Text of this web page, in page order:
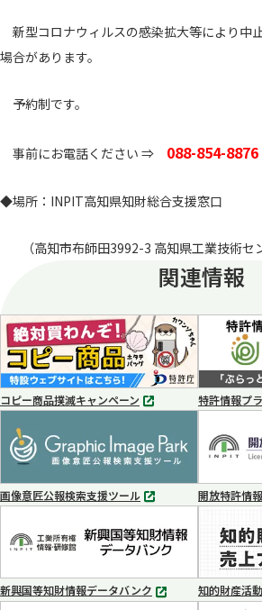
新型コロナウィルスの感染拡大等により中
場合があります。
予約制です。
事前にお電話ください ⇒ 088-854-8876
◆場所：INPIT高知県知財総合支援窓口
（高知市布師田3992-3 高知県工業技術セン
関連情報
コピー商品撲滅キャンペーン
別
で
開
く
特許情報プ
画像意匠公報検索支援ツール
別
ブ
で
く
開放特許情
新興国等知財情報データバンク
別
知的財産活